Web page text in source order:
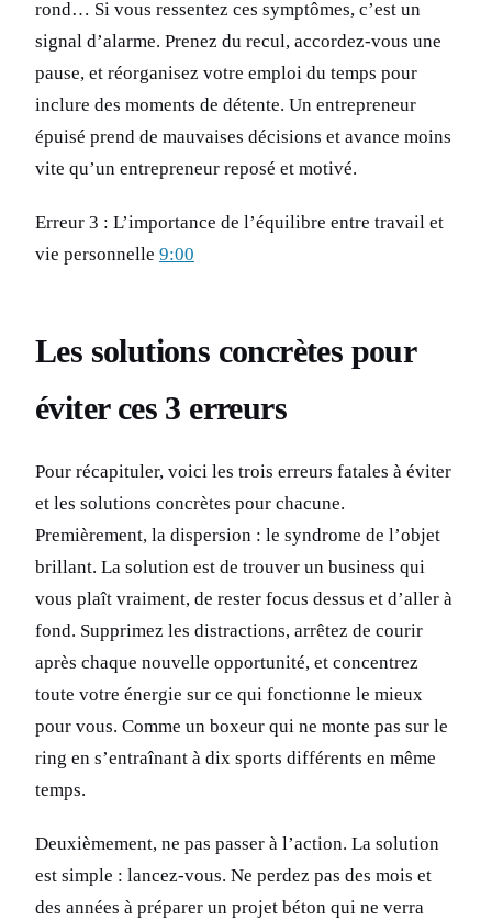
rond… Si vous ressentez ces symptômes, c’est un
signal d’alarme. Prenez du recul, accordez-vous une
pause, et réorganisez votre emploi du temps pour
inclure des moments de détente. Un entrepreneur
épuisé prend de mauvaises décisions et avance moins
vite qu’un entrepreneur reposé et motivé.
Erreur 3 : L’importance de l’équilibre entre travail et
vie personnelle 9:00
Les solutions concrètes pour
éviter ces 3 erreurs
Pour récapituler, voici les trois erreurs fatales à éviter
et les solutions concrètes pour chacune.
Premièrement, la dispersion : le syndrome de l’objet
brillant. La solution est de trouver un business qui
vous plaît vraiment, de rester focus dessus et d’aller à
fond. Supprimez les distractions, arrêtez de courir
après chaque nouvelle opportunité, et concentrez
toute votre énergie sur ce qui fonctionne le mieux
pour vous. Comme un boxeur qui ne monte pas sur le
ring en s’entraînant à dix sports différents en même
temps.
Deuxièmement, ne pas passer à l’action. La solution
est simple : lancez-vous. Ne perdez pas des mois et
des années à préparer un projet béton qui ne verra